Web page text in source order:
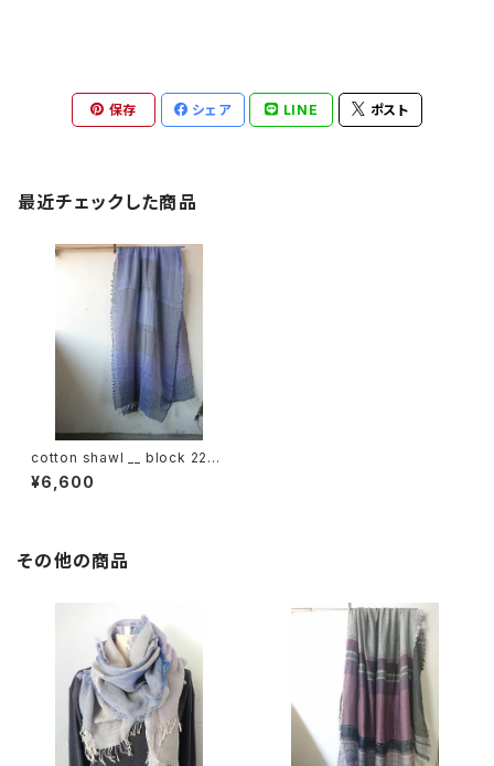
保存 シェア LINE ポスト
最近チェックした商品
cotton shawl __ block 220
星雲w
¥6,600
その他の商品